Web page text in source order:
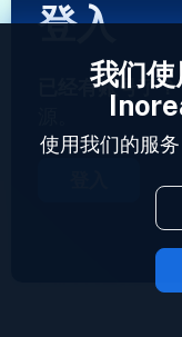
登入
已经有账号了？
我们
使用我们的服